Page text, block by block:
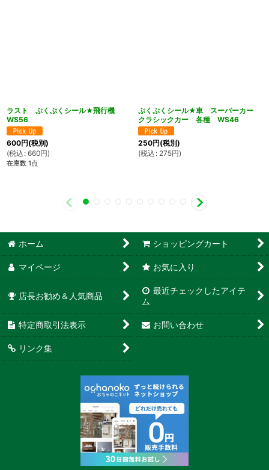
ラスト ぷくぷくシール★飛行機
WS56
600円(税別)
(税込 : 660円)
在庫数 1点
ぷくぷくシール★車 スーパーカー
クラシックカー 各種 WS46
250円(税別)
(税込 : 275円)
ホーム ショッピングカート
マイページ お気に入り
店長お勧め＆人気商品
最近チェックしたアイテ
ム
特定商取引法表示 お問い合わせ
リンク集